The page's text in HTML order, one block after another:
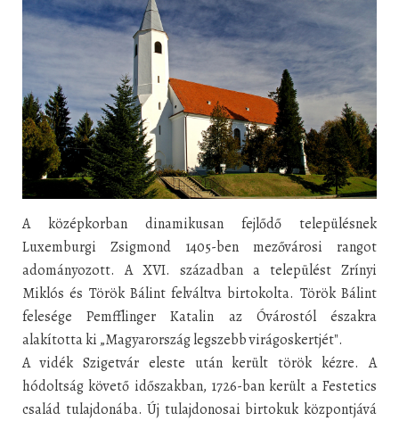
A középkorban dinamikusan fejlődő településnek
Luxemburgi Zsigmond 1405-ben mezővárosi rangot
adományozott. A XVI. században a települést Zrínyi
Miklós és Török Bálint felváltva birtokolta. Török Bálint
felesége Pemfflinger Katalin az Óvárostól északra
alakította ki „Magyarország legszebb virágoskertjét".
A vidék Szigetvár eleste után került török kézre. A
hódoltság követő időszakban, 1726-ban került a Festetics
család tulajdonába. Új tulajdonosai birtokuk központjává